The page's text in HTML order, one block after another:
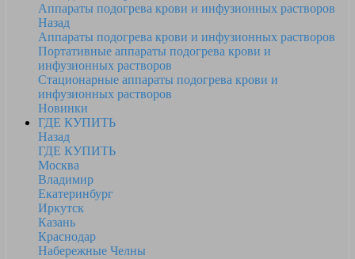
Аппараты подогрева крови и инфузионных растворов
Назад
Аппараты подогрева крови и инфузионных растворов
Портативные аппараты подогрева крови и
инфузионных растворов
Стационарные аппараты подогрева крови и
инфузионных растворов
Новинки
ГДЕ КУПИТЬ
Назад
ГДЕ КУПИТЬ
Москва
Владимир
Екатеринбург
Иркутск
Казань
Краснодар
Набережные Челны